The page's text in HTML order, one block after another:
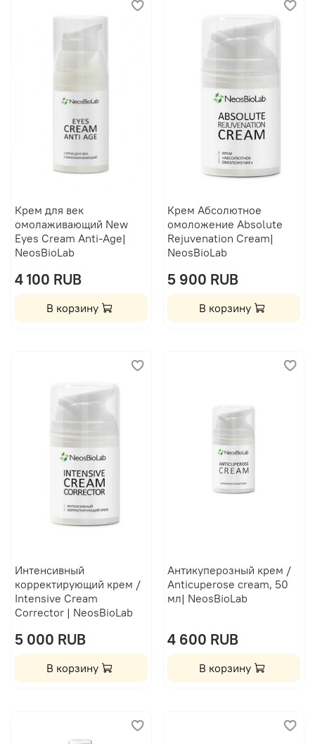
Крем для век
омолаживающий New
Eyes Cream Anti-Age|
NeosBioLab
4 100 RUB
В корзину
Крем Абсолютное
омоложение Absolute
Rejuvenation Cream|
NeosBioLab
5 900 RUB
В корзину
Интенсивный
корректирующий крем /
Intensive Cream
Corrector | NeosBioLab
5 000 RUB
В корзину
Антикуперозный крем /
Anticuperose cream, 50
мл| NeosBioLab
4 600 RUB
В корзину